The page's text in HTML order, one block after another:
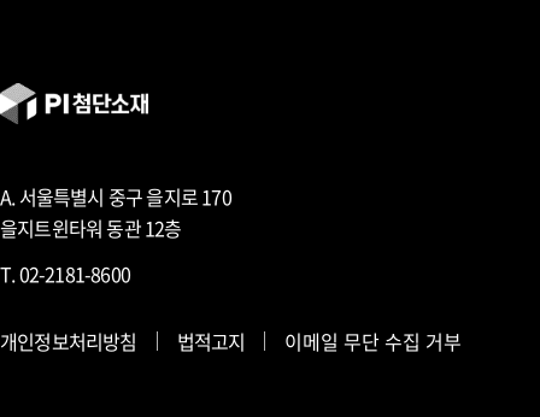
A. 서울특별시 중구 을지로 170
을지트윈타워 동관 12층
T. 02-2181-8600
개인정보처리방침 법적고지 이메일 무단 수집 거부